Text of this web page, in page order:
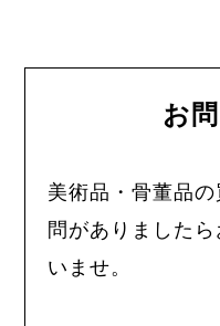
お
美術品・骨董品
問がありました
いませ。